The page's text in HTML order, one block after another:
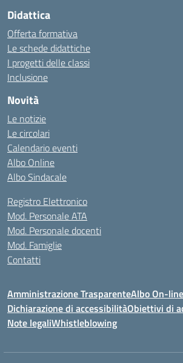
Didattica
Offerta formativa
Le schede didattiche
I progetti delle classi
Inclusione
Novità
Le notizie
Le circolari
Calendario eventi
Albo Online
Albo Sindacale
Registro Elettronico
Mod. Personale ATA
Mod. Personale docenti
Mod. Famiglie
Contatti
Amministrazione TrasparenteAlbo On-line
Dichiarazione di accessibilitàObiettivi di
Note legaliWhistleblowing